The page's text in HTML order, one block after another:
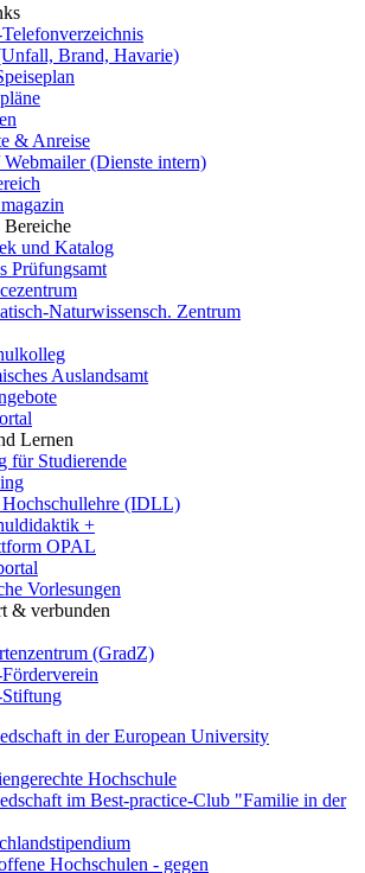
Brand, Havarie)
& Anreise
(Dienste intern)
Bereiche
und Katalog
Prüfungsamt
Naturwissensch. Zentrum
Auslandsamt
Lernen
für Studierende
(IDLL)
+
OPAL
Vorlesungen
& verbunden
(GradZ)